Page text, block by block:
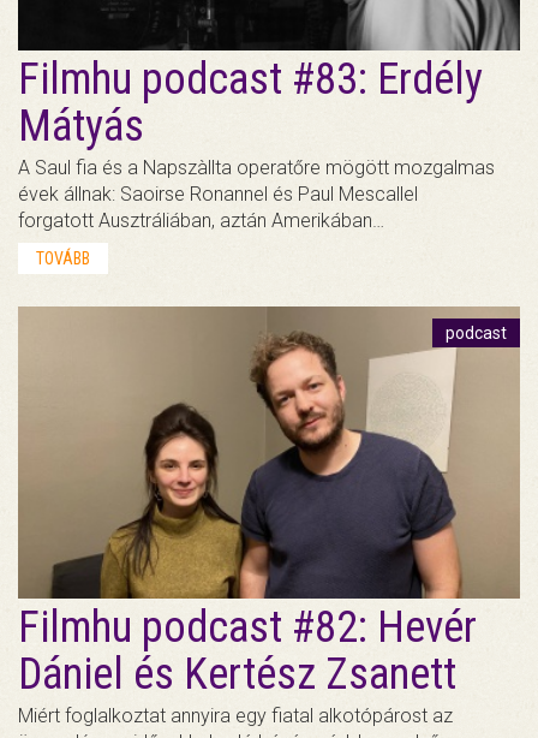
Filmhu podcast #83: Erdély
Mátyás
A Saul fia és a Napszàllta operatőre mögött mozgalmas
évek állnak: Saoirse Ronannel és Paul Mescallel
forgatott Ausztráliában, aztán Amerikában…
TOVÁBB
podcast
Filmhu podcast #82: Hevér
Dániel és Kertész Zsanett
Miért foglalkoztat annyira egy fiatal alkotópárost az